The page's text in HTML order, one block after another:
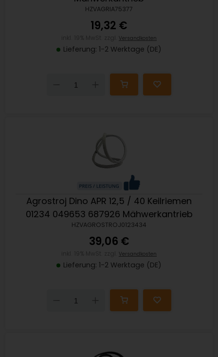
HZVAGRIA75377
19,32 €
Versandkosten
Lieferung: 1-2 Werktage (DE)
Down
Agrostroj Dino APR 12,5 / 40 Keilriemen
01234 049653 687926 Mähwerkantrieb
HZVAGROSTROJ0123434
39,06 €
Versandkosten
Lieferung: 1-2 Werktage (DE)
Down